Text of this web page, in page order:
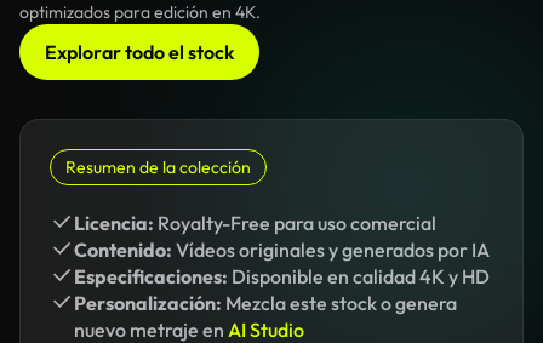
optimizados para edición en 4K.
Explorar todo el stock
Resumen de la colección
Licencia: Royalty-Free para uso comercial
Contenido: Vídeos originales y generados por IA
Especificaciones: Disponible en calidad 4K y HD
Personalización: Mezcla este stock o genera
nuevo metraje en AI Studio